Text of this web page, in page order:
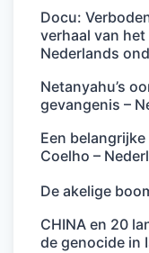
Docu:
verhaal van
Nederlands
Netanyahu’s
gevangenis –
Een
Coelho –
De akelige
CHINA en 20
de genocide in